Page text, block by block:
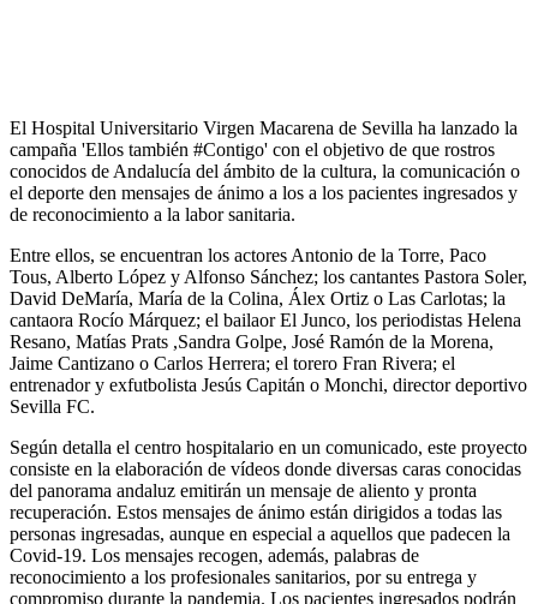
El Hospital Universitario Virgen Macarena de Sevilla ha lanzado la
campaña 'Ellos también #Contigo' con el objetivo de que rostros
conocidos de Andalucía del ámbito de la cultura, la comunicación o
el deporte den mensajes de ánimo a los a los pacientes ingresados y
de reconocimiento a la labor sanitaria.
Entre ellos, se encuentran los actores Antonio de la Torre, Paco
Tous, Alberto López y Alfonso Sánchez; los cantantes Pastora Soler,
David DeMaría, María de la Colina, Álex Ortiz o Las Carlotas; la
cantaora Rocío Márquez; el bailaor El Junco, los periodistas Helena
Resano, Matías Prats ,Sandra Golpe, José Ramón de la Morena,
Jaime Cantizano o Carlos Herrera; el torero Fran Rivera; el
entrenador y exfutbolista Jesús Capitán o Monchi, director deportivo
Sevilla FC.
Según detalla el centro hospitalario en un comunicado, este proyecto
consiste en la elaboración de vídeos donde diversas caras conocidas
del panorama andaluz emitirán un mensaje de aliento y pronta
recuperación. Estos mensajes de ánimo están dirigidos a todas las
personas ingresadas, aunque en especial a aquellos que padecen la
Covid-19. Los mensajes recogen, además, palabras de
reconocimiento a los profesionales sanitarios, por su entrega y
compromiso durante la pandemia. Los pacientes ingresados podrán